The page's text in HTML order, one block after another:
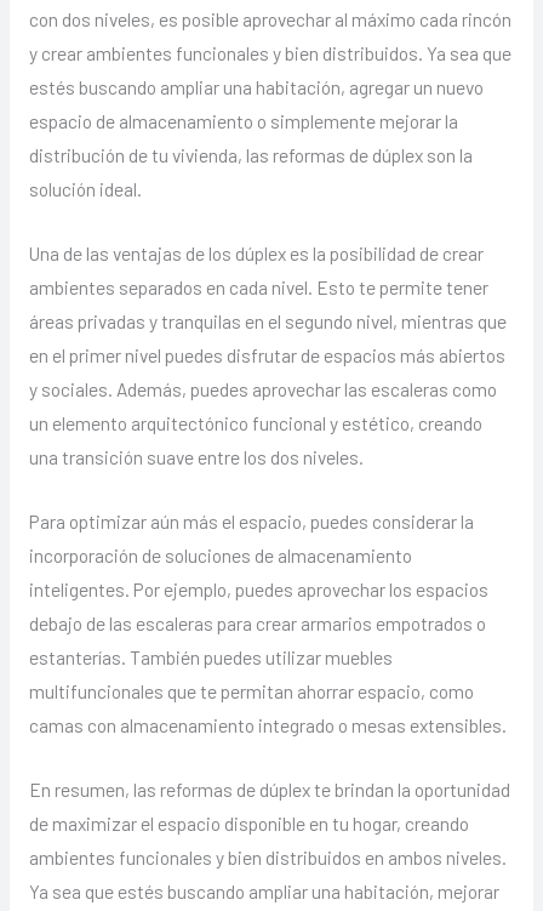
con dos niveles, es posible aprovechar al máximo cada rincón
y crear ambientes funcionales y bien distribuidos. Ya sea que
estés buscando ampliar una habitación, agregar un nuevo
espacio de almacenamiento o simplemente mejorar la
distribución de tu vivienda, las reformas de dúplex son la
solución ideal.
Una de las ventajas de los dúplex es la posibilidad de crear
ambientes separados en cada nivel. Esto te permite tener
áreas privadas y tranquilas en el segundo nivel, mientras que
en el primer nivel puedes disfrutar de espacios más abiertos
y sociales. Además, puedes aprovechar las escaleras como
un elemento arquitectónico funcional y estético, creando
una transición suave entre los dos niveles.
Para optimizar aún más el espacio, puedes considerar la
incorporación de soluciones de almacenamiento
inteligentes. Por ejemplo, puedes aprovechar los espacios
debajo de las escaleras para crear armarios empotrados o
estanterías. También puedes utilizar muebles
multifuncionales que te permitan ahorrar espacio, como
camas con almacenamiento integrado o mesas extensibles.
En resumen, las reformas de dúplex te brindan la oportunidad
de maximizar el espacio disponible en tu hogar, creando
ambientes funcionales y bien distribuidos en ambos niveles.
Ya sea que estés buscando ampliar una habitación, mejorar